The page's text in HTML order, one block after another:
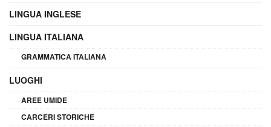
LINGUA INGLESE
LINGUA ITALIANA
GRAMMATICA ITALIANA
LUOGHI
AREE UMIDE
CARCERI STORICHE